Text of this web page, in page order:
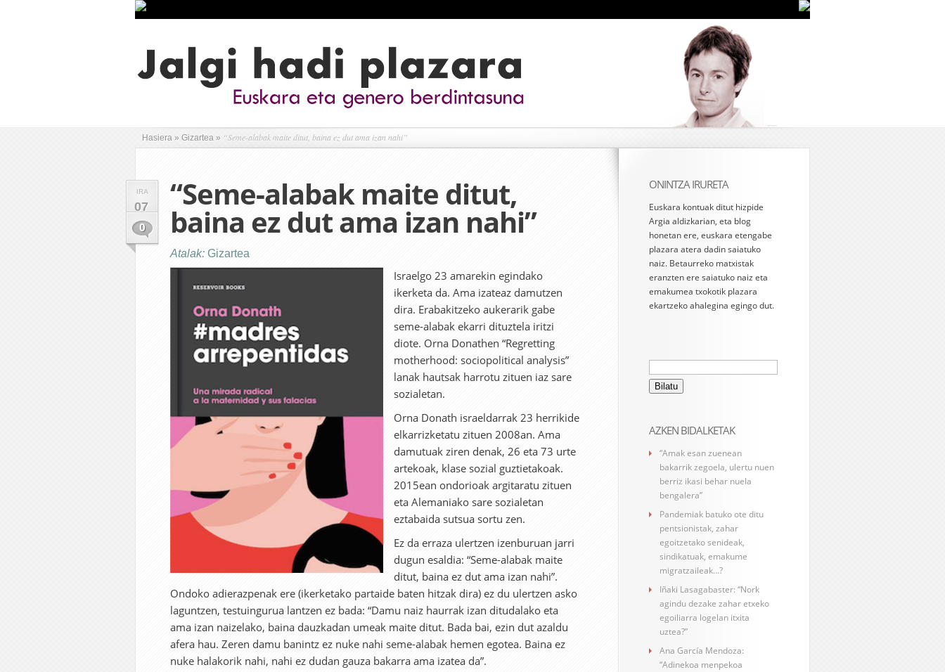
Hasiera » Gizartea » “Seme-alabak maite ditut, baina ez dut ama izan nahi”
IRA
07
0
“Seme-alabak maite ditut,
baina ez dut ama izan nahi”
Atalak: Gizartea
Israelgo 23 amarekin egindako
ikerketa da. Ama izateaz damutzen
dira. Erabakitzeko aukerarik gabe
seme-alabak ekarri dituztela iritzi
diote. Orna Donathen “Regretting
motherhood: sociopolitical analysis”
lanak hautsak harrotu zituen iaz sare
sozialetan.
Orna Donath israeldarrak 23 herrikide
elkarrizketatu zituen 2008an. Ama
damutuak ziren denak, 26 eta 73 urte
artekoak, klase sozial guztietakoak.
2015ean ondorioak argitaratu zituen
eta Alemaniako sare sozialetan
eztabaida sutsua sortu zen.
Ez da erraza ulertzen izenburuan jarri
dugun esaldia: “Seme-alabak maite
ditut, baina ez dut ama izan nahi”.
Ondoko adierazpenak ere (ikerketako partaide baten hitzak dira) ez du ulertzen asko
laguntzen, testuingurua lantzen ez bada: “Damu naiz haurrak izan ditudalako eta
ama izan naizelako, baina dauzkadan umeak maite ditut. Bada bai, ezin dut azaldu
afera hau. Zeren damu banintz ez nuke nahi seme-alabak hemen egotea. Baina ez
nuke halakorik nahi, nahi ez dudan gauza bakarra ama izatea da”.
ONINTZA IRURETA
Euskara kontuak ditut hizpide
Argia aldizkarian, eta blog
honetan ere, euskara etengabe
plazara atera dadin saiatuko
naiz. Betaurreko matxistak
eranzten ere saiatuko naiz eta
emakumea txokotik plazara
ekartzeko ahalegina egingo dut.
Bilatu:
AZKEN BIDALKETAK
“Amak esan zuenean
bakarrik zegoela, ulertu nuen
berriz ikasi behar nuela
bengalera”
Pandemiak batuko ote ditu
pentsionistak, zahar
egoitzetako senideak,
sindikatuak, emakume
migratzaileak…?
Iñaki Lasagabaster: “Nork
agindu dezake zahar etxeko
egoiliarra logelan itxita
uztea?”
Ana García Mendoza:
“Adinekoa menpekoa